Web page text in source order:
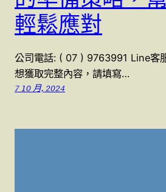
輕鬆應對
公司電話: ( 07 ) 9763991 Line
想獲取完整內容，請填寫…
7 10 月, 2024